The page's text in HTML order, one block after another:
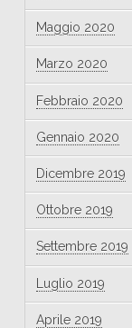
Maggio 2020
Marzo 2020
Febbraio 2020
Gennaio 2020
Dicembre 2019
Ottobre 2019
Settembre 2019
Luglio 2019
Aprile 2019